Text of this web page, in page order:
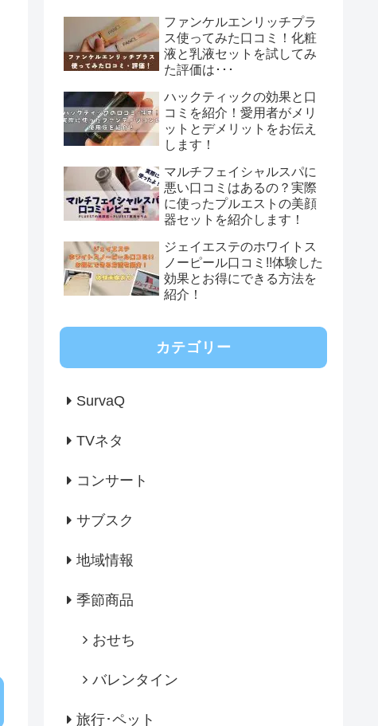
ファンケルエンリッチプラ
ス使ってみた口コミ！化粧
液と乳液セットを試してみ
た評価は･･･
ハックティックの効果と口
コミを紹介！愛用者がメリ
ットとデメリットをお伝え
します！
マルチフェイシャルスパに
悪い口コミはあるの？実際
に使ったプルエストの美顔
器セットを紹介します！
ジェイエステのホワイトス
ノーピール口コミ!!体験した
効果とお得にできる方法を
紹介！
カテゴリー
SurvaQ
TVネタ
コンサート
サブスク
地域情報
季節商品
おせち
バレンタイン
旅行･ペット